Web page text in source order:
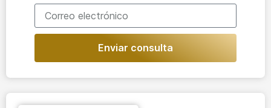
Enviar consulta